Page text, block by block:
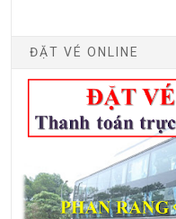
ĐẶT VÉ ONLINE